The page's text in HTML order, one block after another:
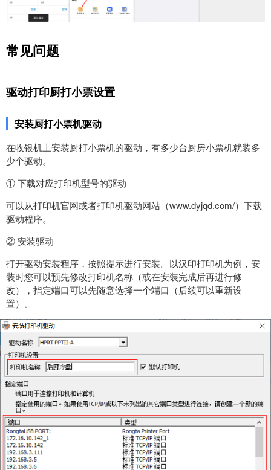
常见问题
驱动打印厨打小票设置
安装厨打小票机驱动
在收银机上安装厨打小票机的驱动，有多少台厨房小票机就装多
少个驱动。
① 下载对应打印机型号的驱动
可以从打印机官网或者打印机驱动网站（www.dyjqd.com/）下载
驱动程序。
② 安装驱动
打开驱动安装程序，按照提示进行安装。以汉印打印机为例，安
装时您可以预先修改打印机名称（或在安装完成后再进行修
改），指定端口可以先随意选择一个端口（后续可以重新设
置）。